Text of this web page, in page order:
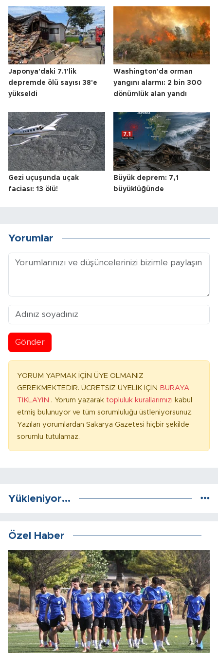
Japonya'daki 7.1'lik
depremde ölü sayısı 38'e
yükseldi
Washington'da orman
yangını alarmı: 2 bin 300
dönümlük alan yandı
Gezi uçuşunda uçak
faciası: 13 ölü!
Büyük deprem: 7,1
büyüklüğünde
Yorumlar
Gönder
YORUM YAPMAK İÇİN ÜYE OLMANIZ
GEREKMEKTEDİR. ÜCRETSİZ ÜYELİK İÇİN BURAYA
TIKLAYIN . Yorum yazarak topluluk kurallarımızı kabul
etmiş bulunuyor ve tüm sorumluluğu üstleniyorsunuz.
Yazılan yorumlardan Sakarya Gazetesi hiçbir şekilde
sorumlu tutulamaz.
Yükleniyor...
Özel Haber